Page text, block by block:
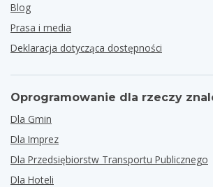
Blog
Prasa i media
Deklaracja dotycząca dostępności
Oprogramowanie dla rzeczy
Dla Gmin
Dla Imprez
Dla Przedsiębiorstw Transportu Publicznego
Dla Hoteli